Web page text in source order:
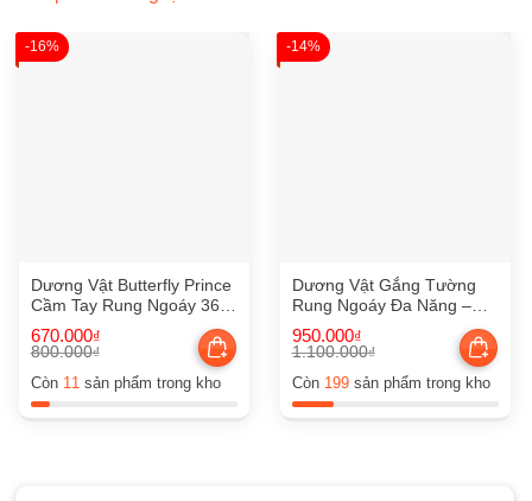
-16%
Dương Vật Butterfly Prince
Cầm Tay Rung Ngoáy 360
Độ
800.000₫
gốc
800.000₫.
670.000₫
hiện
là:
Còn 11 sản phẩm trong kho
-14%
Dương Vật Gắng Tường
Rung Ngoáy Đa Năng –
DV36
1.100.000₫
gốc
1.100.000₫.
950.000₫
hiện
là:
Còn 199sản phẩm trong kho